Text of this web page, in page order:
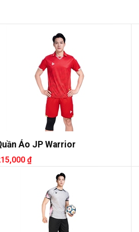
Áo JP Warrior
₫